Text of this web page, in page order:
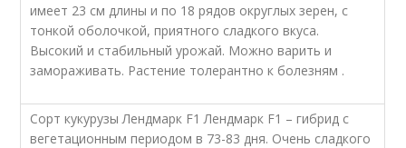
имеет 23 см длины и по 18 рядов округлых зерен, с
тонкой оболочкой, приятного сладкого вкуса.
Высокий и стабильный урожай. Можно варить и
замораживать. Растение толерантно к болезням .
Сорт кукурузы Лендмарк F1 Лендмарк F1 – гибрид с
вегетационным периодом в 73-83 дня. Очень сладкого